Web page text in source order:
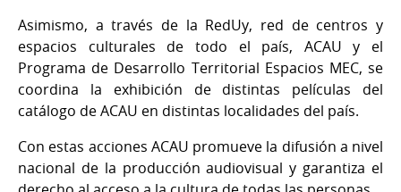
Asimismo, a través de la RedUy, red de centros y
espacios culturales de todo el país, ACAU y el
Programa de Desarrollo Territorial Espacios MEC, se
coordina la exhibición de distintas películas del
catálogo de ACAU en distintas localidades del país.
Con estas acciones ACAU promueve la difusión a nivel
nacional de la producción audiovisual y garantiza el